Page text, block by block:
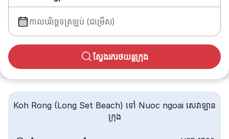
កាលបរិច្ឆេទត្រឡប់ (ជម្រើស)
ស្វែងរករថយន្តក្រុង
Koh Rong (Long Set Beach) ទៅ Nuoc ngoai សេវាឡាន
ក្រុង